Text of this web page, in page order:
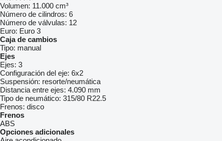
Volumen: 11.000 cm³
Número de cilindros: 6
Número de válvulas: 12
Euro: Euro 3
Caja de cambios
Tipo: manual
Ejes
Ejes: 3
Configuración del eje: 6x2
Suspensión: resorte/neumática
Distancia entre ejes: 4.090 mm
Tipo de neumático: 315/80 R22.5
Frenos: disco
Frenos
ABS
Opciones adicionales